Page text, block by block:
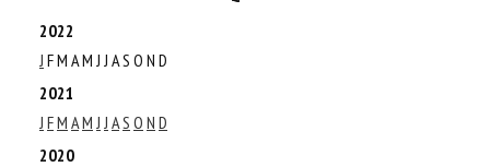
2022
J FM AM J J AS O N D
2021
J FM AM J J AS O N D
2020